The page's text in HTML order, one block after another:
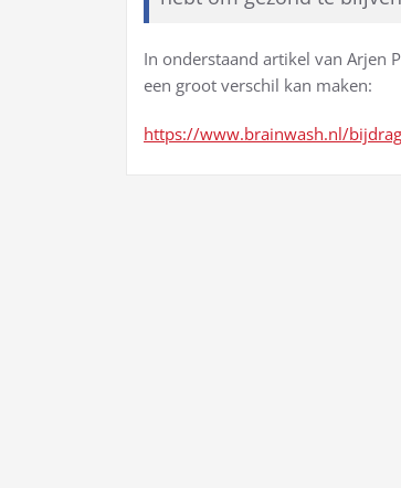
In onderstaand artikel van Arjen
een groot verschil kan maken:
https://www.brainwash.nl/